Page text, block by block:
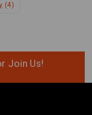
(4)
Join Us!